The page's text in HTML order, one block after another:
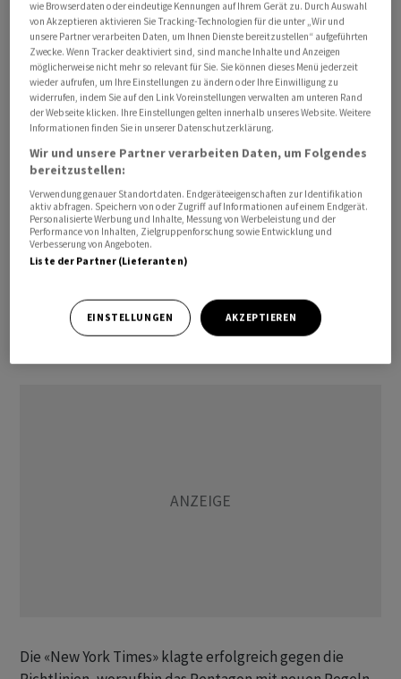
Pentagonsprecher Sean Parnell kritisierte die
Entscheidung des Richters. Die Regeln des Ministeriums
seien notwendig, um zu verhindern, dass sensible
Informationen in die Hände von Feinden der USA
gelangten.
Im vergangenen Herbst hatte das Pentagon neue
Richtlinien für Journalisten eingeführt. Diese sahen vor,
dass Medienvertreter keine Informationen über das
Pentagon ohne Genehmigung des Ministeriums
veröffentlichen dürfen - andernfalls drohte der Entzug
ihrer Akkreditierung. Berichterstatter, die dem nicht
Arbeitsplätze räumen. Nahezu alle grossen US-
Medienhäuser weigerten sich, den 21-seitigen
Die «New York Times» klagte erfolgreich gegen die
wie Browserdaten oder eindeutige Kennungen auf Ihrem Gerät zu. Durch Auswahl
von Akzeptieren aktivieren Sie Tracking-Technologien für die unter „Wir und
unsere Partner verarbeiten Daten, um Ihnen Dienste bereitzustellen“ aufgeführten
Zwecke. Wenn Tracker deaktiviert sind, sind manche Inhalte und Anzeigen
möglicherweise nicht mehr so relevant für Sie. Sie können dieses Menü jederzeit
wieder aufrufen, um Ihre Einstellungen zu ändern oder Ihre Einwilligung zu
widerrufen, indem Sie auf den Link Voreinstellungen verwalten am unteren Rand
der Webseite klicken. Ihre Einstellungen gelten innerhalb unseres Website. Weitere
Informationen finden Sie in unserer Datenschutzerklärung.
Wir und unsere Partner verarbeiten Daten, um Folgendes
bereitzustellen:
Verwendung genauer Standortdaten. Endgeräteeigenschaften zur Identifikation
aktiv abfragen. Speichern von oder Zugriff auf Informationen auf einem Endgerät.
Personalisierte Werbung und Inhalte, Messung von Werbeleistung und der
Performance von Inhalten, Zielgruppenforschung sowie Entwicklung und
Verbesserung von Angeboten.
Liste der Partner (Lieferanten)
EINSTELLUNGEN AKZEPTIEREN